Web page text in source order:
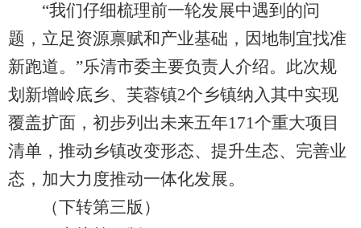
“我们仔细梳理前一轮发展中遇到的问
题，立足资源禀赋和产业基础，因地制宜找准
新跑道。”乐清市委主要负责人介绍。此次规
划新增岭底乡、芙蓉镇2个乡镇纳入其中实现
覆盖扩面，初步列出未来五年171个重大项目
清单，推动乡镇改变形态、提升生态、完善业
态，加大力度推动一体化发展。
（下转第三版）